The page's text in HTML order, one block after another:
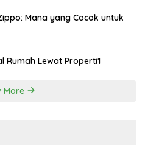
Mana yang Cocok untuk
Rumah Lewat Properti1
More